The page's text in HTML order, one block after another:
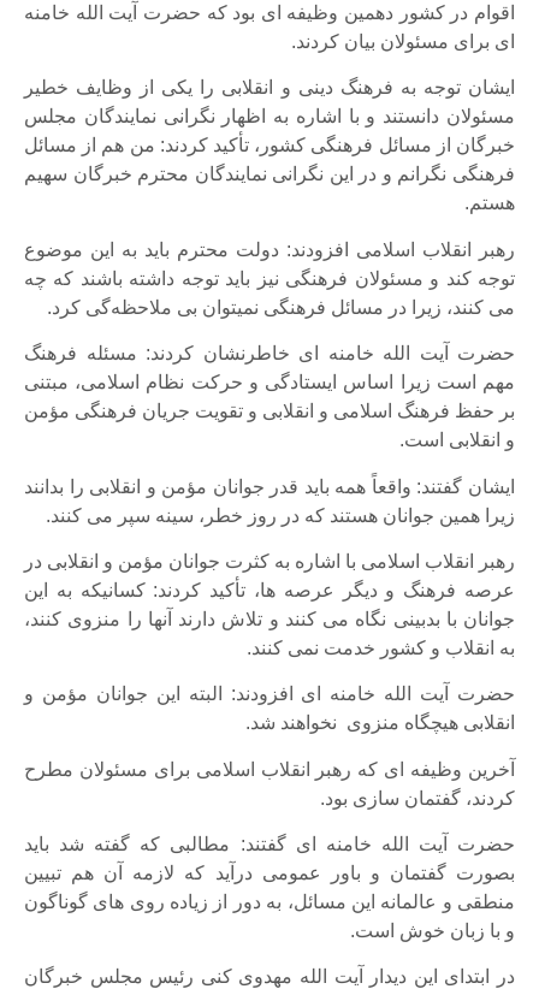
اقوام در کشور دهمین وظیفه ای بود که حضرت آیت الله خامنه
ای برای مسئولان بیان کردند.
ایشان توجه به فرهنگ دینی و انقلابی را یکی از وظایف خطیر
مسئولان دانستند و با اشاره به اظهار نگرانی نمایندگان مجلس
خبرگان از مسائل فرهنگی کشور، تأکید کردند: من هم از مسائل
فرهنگی نگرانم و در این نگرانی نمایندگان محترم خبرگان سهیم
هستم.
رهبر انقلاب اسلامی افزودند: دولت محترم باید به این موضوع
توجه کند و مسئولان فرهنگی نیز باید توجه داشته باشند که چه
می کنند، زیرا در مسائل فرهنگی نمیتوان بی ملاحظه‌گی کرد.
حضرت آیت الله خامنه ای خاطرنشان کردند: مسئله فرهنگ
مهم است زیرا اساس ایستادگی و حرکت نظام اسلامی، مبتنی
بر حفظ فرهنگ اسلامی و انقلابی و تقویت جریان فرهنگی مؤمن
و انقلابی است.
ایشان گفتند: واقعاً همه باید قدر جوانان مؤمن و انقلابی را بدانند
زیرا همین جوانان هستند که در روز خطر، سینه سپر می کنند.
رهبر انقلاب اسلامی با اشاره به کثرت جوانان مؤمن و انقلابی در
عرصه فرهنگ و دیگر عرصه ها، تأکید کردند: کسانیکه به این
جوانان با بدبینی نگاه می کنند و تلاش دارند آنها را منزوی کنند،
به انقلاب و کشور خدمت نمی کنند.
حضرت آیت الله خامنه ای افزودند: البته این جوانان مؤمن و
انقلابی هیچگاه منزوی نخواهند شد.
آخرین وظیفه ای که رهبر انقلاب اسلامی برای مسئولان مطرح
کردند، گفتمان سازی بود.
حضرت آیت الله خامنه ای گفتند: مطالبی که گفته شد باید
بصورت گفتمان و باور عمومی درآید که لازمه آن هم تبیین
منطقی و عالمانه این مسائل، به دور از زیاده روی های گوناگون
و با زبان خوش است.
در ابتدای این دیدار آیت الله مهدوی کنی رئیس مجلس خبرگان